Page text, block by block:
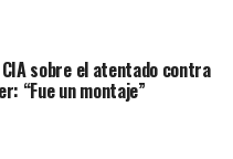
sobre el atentado contra
“Fue un montaje”